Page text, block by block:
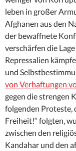
leben in großer
Afghanen aus den
der bewaffnete
verschärfen die
Repressalien
und
von Verhaftungen
gegen die strengen
folgenden Proteste,
Freiheit!“ folgten,
zwischen den
Kandahar und den